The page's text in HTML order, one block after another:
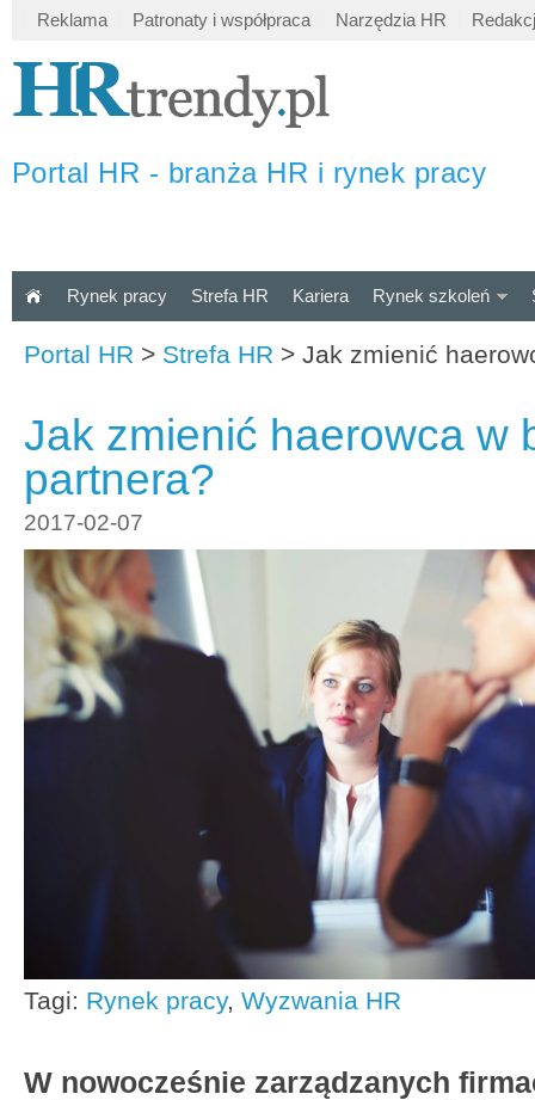
Reklama Patronaty i współpraca Narzędzia HR
Portal HR - branża HR i rynek pracy
Rynek pracy Strefa HR Kariera Rynek szkoleń
Portal HR > Strefa HR > Jak zmienić
Jak zmienić haerowca w
partnera?
2017-02-07
Tagi: Rynek pracy, Wyzwania HR
W nowocześnie zarządzanych